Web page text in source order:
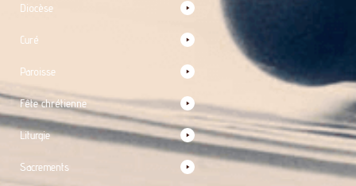
Diocèse
Curé
Paroisse
Fête chrétienne
Liturgie
Sacrements